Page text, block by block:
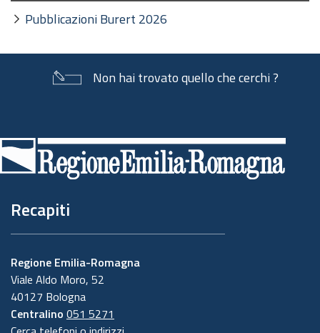
Pubblicazioni Burert 2026
Non hai trovato quello che cerchi ?
di
pagina
Recapiti
Regione Emilia-Romagna
Viale Aldo Moro, 52
40127 Bologna
Centralino 051 5271